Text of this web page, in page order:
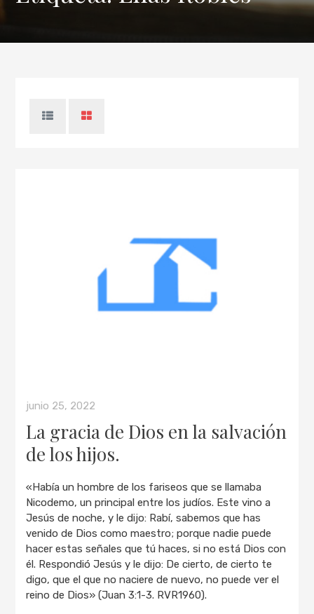
junio 25, 2022
La gracia de Dios en la salvación
de los hijos.
«Había un hombre de los fariseos que se llamaba
Nicodemo, un principal entre los judíos. Este vino a
Jesús de noche, y le dijo: Rabí, sabemos que has
venido de Dios como maestro; porque nadie puede
hacer estas señales que tú haces, si no está Dios con
él. Respondió Jesús y le dijo: De cierto, de cierto te
digo, que el que no naciere de nuevo, no puede ver el
reino de Dios» (Juan 3:1-3. RVR1960).